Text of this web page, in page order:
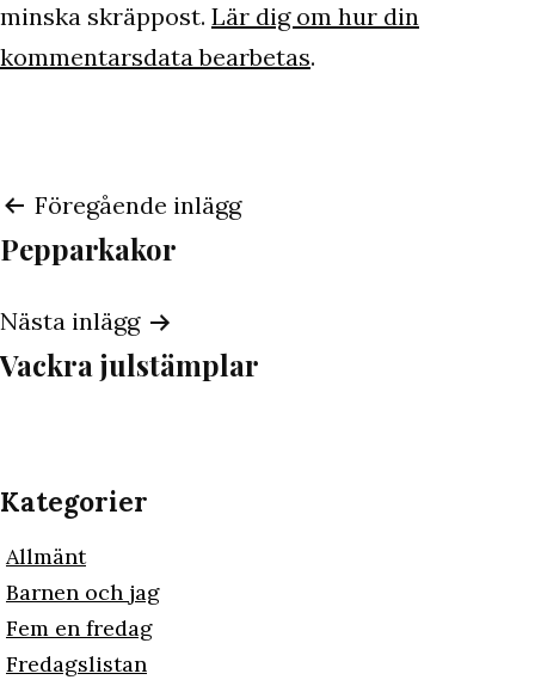
minska skräppost. Lär dig om hur din
kommentarsdata bearbetas.
Inläggsnavigering
Föregående inlägg
Pepparkakor
Nästa inlägg
Vackra julstämplar
Kategorier
Allmänt
Barnen och jag
Fem en fredag
Fredagslistan